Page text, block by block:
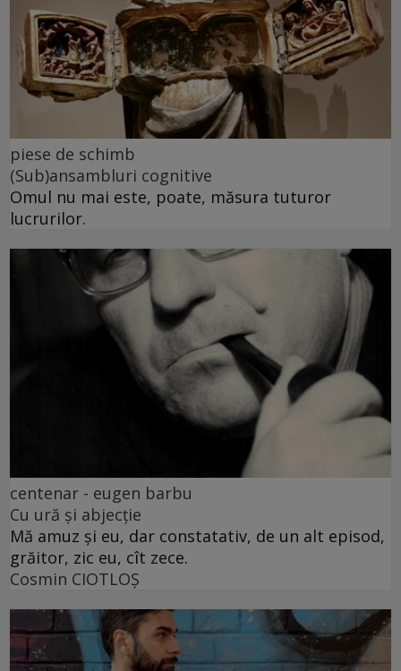
piese de schimb
(Sub)ansambluri cognitive
Omul nu mai este, poate, măsura tuturor
lucrurilor.
centenar - eugen barbu
Cu ură și abjecție
Mă amuz și eu, dar constatativ, de un alt episod,
grăitor, zic eu, cît zece.
Cosmin CIOTLOŞ